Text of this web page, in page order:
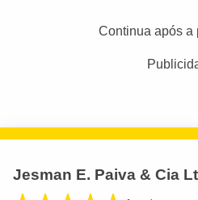
Continua após a
Jesman E. Paiva & Cia